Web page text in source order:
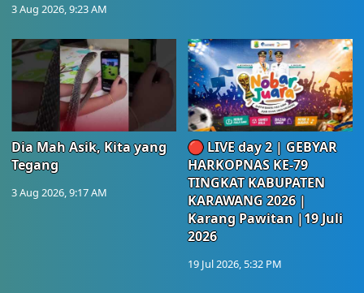
3 Aug 2026, 9:23 AM
Dia Mah Asik, Kita yang
Tegang
3 Aug 2026, 9:17 AM
🔴 LIVE day 2 | GEBYAR
HARKOPNAS KE-79
TINGKAT KABUPATEN
KARAWANG 2026 |
Karang Pawitan |19 Juli
2026
19 Jul 2026, 5:32 PM